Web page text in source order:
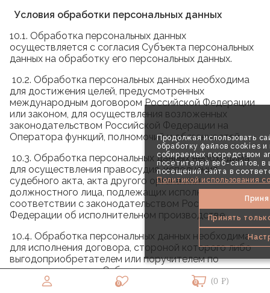
Продолжая использовать
обработку файлов cookies и
собираемых посредством
посетителей веб-сайтов, в
посещений сайта в
Политикой использования
Принять
0 0 (0 ₽)
Условия обработки персональных данных
10.1. Обработка персональных данных
осуществляется с согласия Субъекта персональных
данных на обработку его персональных данных.
10.2. Обработка персональных данных необходима
для достижения целей, предусмотренных
международным договором Российской Федерации
или законом, для осуществления возложенных
законодательством Российской Федерации на
Оператора функций, полномочий и обязанностей.
10.3. Обработка персональных данных необходима
для осуществления правосудия, исполнения
судебного акта, акта другого органа или
должностного лица, подлежащих исполнению в
соответствии с законодательством Российской
Федерации об исполнительном производстве.
10.4. Обработка персональных данных необходима
для исполнения договора, стороной которого либо
выгодоприобретателем или поручителем по
которому является Субъект персональных данных, а
также для заключения договора по инициативе